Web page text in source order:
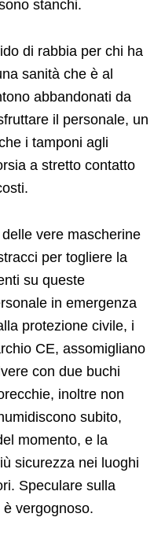
stanchi.
di rabbia per chi ha
sanità che è al
abbandonati da
il personale, un
i tamponi agli
a stretto contatto
vere mascherine
per togliere la
su queste
in emergenza
protezione civile, i
CE, assomigliano
con due buchi
inoltre non
subito,
momento, e la
sicurezza nei luoghi
Speculare sulla
vergognoso.